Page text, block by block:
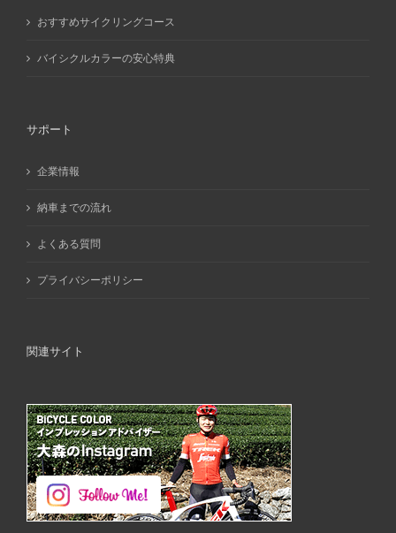
おすすめサイクリングコース
バイシクルカラーの安心特典
サポート
企業情報
納車までの流れ
よくある質問
プライバシーポリシー
関連サイト